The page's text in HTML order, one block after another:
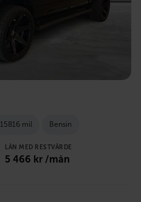
15816 mil Bensin
LÅN MED RESTVÄRDE
5 466 kr /mån